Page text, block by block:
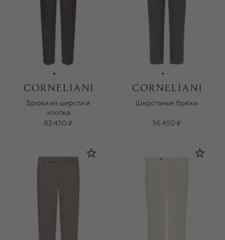
Брюки из шерсти и
хлопка
62 450 ₽
Шерстяные брюки
56 450 ₽